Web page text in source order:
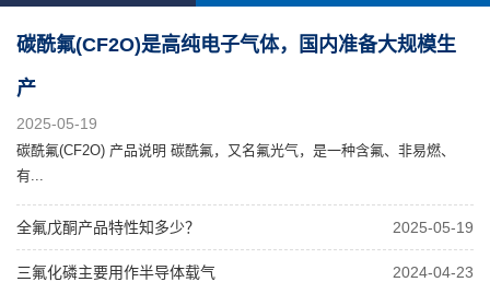
碳酰氟(CF2O)是高纯电子气体，国内准备大规模生
产
2025-05-19
碳酰氟(CF2O) 产品说明 碳酰氟，又名氟光气，是一种含氟、非易燃、
有...
全氟戊酮产品特性知多少？ 2025-05-19
三氟化磷主要用作半导体载气 2024-04-23